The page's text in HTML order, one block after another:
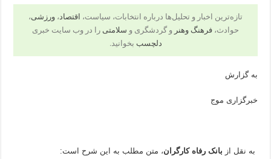
تازه‌ترین اخبار و تحلیل‌ها درباره انتخابات، سیاست، اقتصاد، ورزشی،
حوادث، فرهنگ وهنر و گردشگری و سلامتی را در وب سایت خبری
دلچسب بخوانید.
به گزارش
خبرگزاری موج
به نقل از بانک رفاه کارگران، متن مطلب به این شرح است: